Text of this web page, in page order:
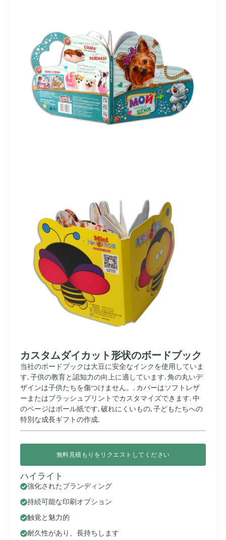
カスタムダイカット形状のボードブック
当社のボードブックは大豆に安全なインクを使用していま
す, 子供の教育と認知力の向上に適しています. 角の丸いデ
ザインは子供たちを傷つけません。. カバーはソフトレザ
ーまたはプラッシュプリントでカスタマイズできます. 中
のページはボール紙です, 破れにくいもの, 子どもたちへの
特別な成長ギフトの作成.
無料見積もりをリクエストしてください
ハイライト
強化されたブランディング
持続可能な印刷オプション
触覚と魅力的
耐久性があり、長持ちします